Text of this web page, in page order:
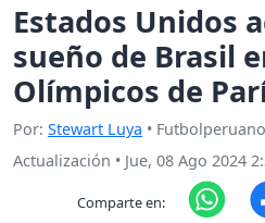
Estados Unidos
sueño de Brasil
Olímpicos de
Por: Stewart Luya •
Actualización • Jue, 08 Ago 2024
Comparte en: